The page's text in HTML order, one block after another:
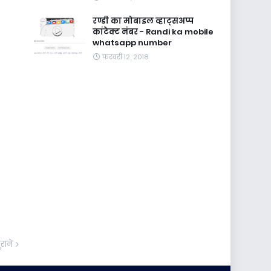
रण्डी का मोबाइल व्हाट्सअप्प
कांटेक्ट नंबर - Randi ka mobile
whatsapp number
फ़रवरी 12, 2018